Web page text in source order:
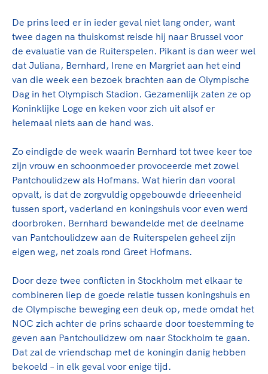
De prins leed er in ieder geval niet lang onder, want
twee dagen na thuiskomst reisde hij naar Brussel voor
de evaluatie van de Ruiterspelen. Pikant is dan weer wel
dat Juliana, Bernhard, Irene en Margriet aan het eind
van die week een bezoek brachten aan de Olympische
Dag in het Olympisch Stadion. Gezamenlijk zaten ze op
Koninklijke Loge en keken voor zich uit alsof er
helemaal niets aan de hand was.
Zo eindigde de week waarin Bernhard tot twee keer toe
zijn vrouw en schoonmoeder provoceerde met zowel
Pantchoulidzew als Hofmans. Wat hierin dan vooral
opvalt, is dat de zorgvuldig opgebouwde drieeenheid
tussen sport, vaderland en koningshuis voor even werd
doorbroken. Bernhard bewandelde met de deelname
van Pantchoulidzew aan de Ruiterspelen geheel zijn
eigen weg, net zoals rond Greet Hofmans.
Door deze twee conflicten in Stockholm met elkaar te
combineren liep de goede relatie tussen koningshuis en
de Olympische beweging een deuk op, mede omdat het
NOC zich achter de prins schaarde door toestemming te
geven aan Pantchoulidzew om naar Stockholm te gaan.
Dat zal de vriendschap met de koningin danig hebben
bekoeld – in elk geval voor enige tijd.